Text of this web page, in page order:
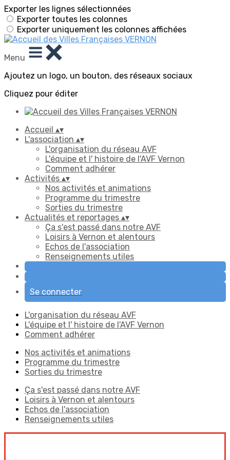
Exporter les lignes sélectionnées
Exporter toutes les colonnes
Exporter uniquement les colonnes affichées
Menu
Ajoutez un logo, un bouton, des réseaux sociaux
Cliquez pour éditer
Accueil ▴▾
L'association ▴▾
L'organisation du réseau AVF
L'équipe et l' histoire de l'AVF Vernon
Comment adhérer
Activités ▴▾
Nos activités et animations
Programme du trimestre
Sorties du trimestre
Actualités et reportages ▴▾
Ça s'est passé dans notre AVF
Loisirs à Vernon et alentours
Echos de l'association
Renseignements utiles
Se connecter
L'organisation du réseau AVF
L'équipe et l' histoire de l'AVF Vernon
Comment adhérer
Nos activités et animations
Programme du trimestre
Sorties du trimestre
Ça s'est passé dans notre AVF
Loisirs à Vernon et alentours
Echos de l'association
Renseignements utiles